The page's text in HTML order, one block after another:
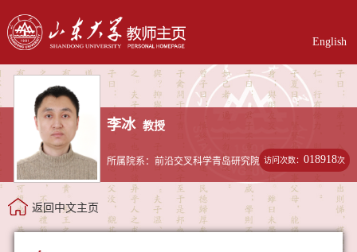
English
李冰 教授
所属院系：前沿交叉科学青岛研究院 访问次数：018918次
返回中文主页